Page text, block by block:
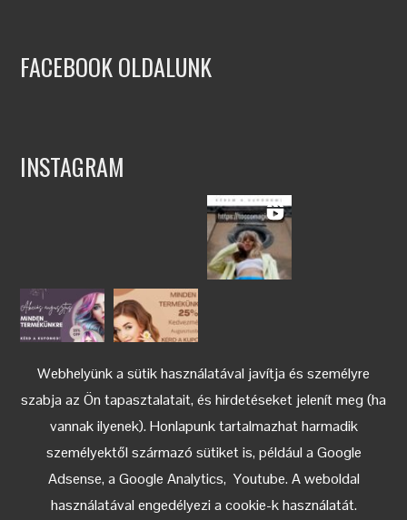
Webhelyünk a sütik használatával javítja és személyre
szabja az Ön tapasztalatait, és hirdetéseket jelenít meg (ha
vannak ilyenek). Honlapunk tartalmazhat harmadik
személyektől származó sütiket is, például a Google
Adsense, a Google Analytics, Youtube. A weboldal
használatával engedélyezi a cookie-k használatát.
FACEBOOK OLDALUNK
INSTAGRAM
Keress az Instagramon